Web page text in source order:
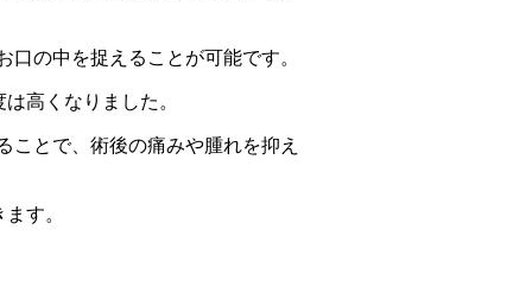
の中を捉えることが可能です。
高くなりました。
とで、術後の痛みや腫れを抑え
す。